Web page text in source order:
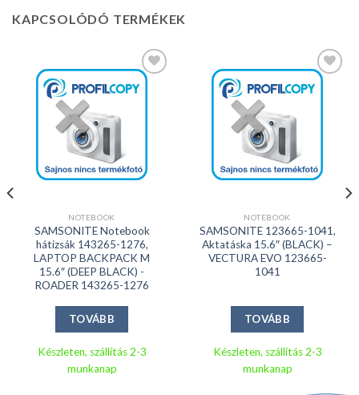
KAPCSOLÓDÓ TERMÉKEK
Kedvencekhez
NOTEBOOK
SAMSONITE Notebook
hátizsák 143265-1276,
LAPTOP BACKPACK M
15.6″ (DEEP BLACK) -
ROADER 143265-1276
TOVÁBB
Készleten, szállítás 2-3
munkanap
Kedvencekhez
NOTEBOOK
SAMSONITE 123665-1041,
Aktatáska 15.6″ (BLACK) –
VECTURA EVO 123665-
1041
TOVÁBB
Készleten, szállítás 2-3
munkanap